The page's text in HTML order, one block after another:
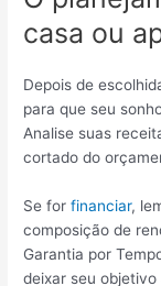
casa ou
Depois de
para que seu
Analise suas
cortado do
Se forfinanciar,
composição de
Garantia por
deixar seu objetivo